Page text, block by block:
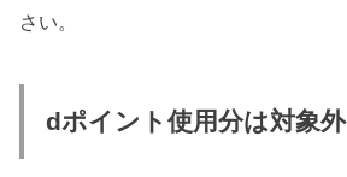
さい。
dポイント使用分は対象外